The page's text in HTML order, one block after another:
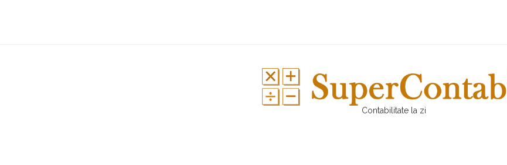
Contabilitate la zi